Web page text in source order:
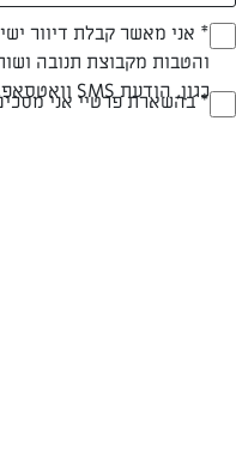
מתכון לעוגת גבינה
Opt_In
(חובה)
* אני מאשר קבלת דיוור
והטבות מקבוצת תנובה
כגון, הודעת SMS וואטסאפ, מייל
RegulationsApproved
* בהשארת פרטיי אני